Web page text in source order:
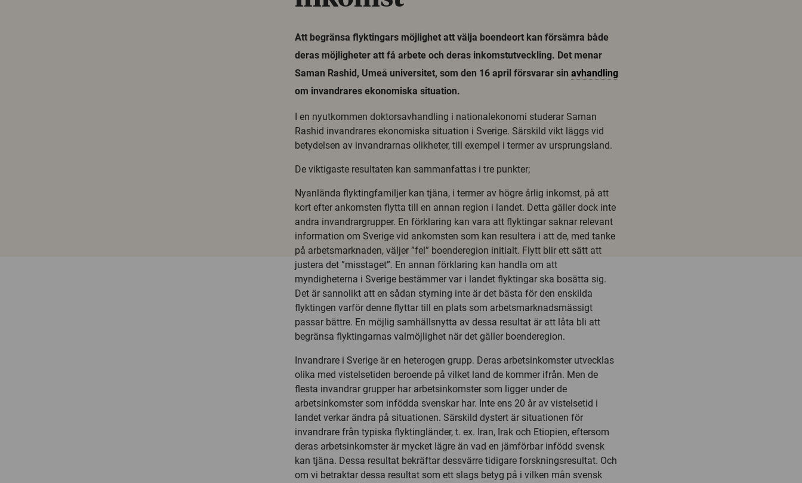
Att begränsa flyktingars möjlighet att välja boendeort kan försämra både
deras möjligheter att få arbete och deras inkomstutveckling. Det menar
Saman Rashid, Umeå universitet, som den 16 april försvarar sin avhandling
om invandrares ekonomiska situation.
I en nyutkommen doktorsavhandling i nationalekonomi studerar Saman
Rashid invandrares ekonomiska situation i Sverige. Särskild vikt läggs vid
betydelsen av invandrarnas olikheter, till exempel i termer av ursprungsland.
De viktigaste resultaten kan sammanfattas i tre punkter;
Nyanlända flyktingfamiljer kan tjäna, i termer av högre årlig inkomst, på att
kort efter ankomsten flytta till en annan region i landet. Detta gäller dock inte
andra invandrargrupper. En förklaring kan vara att flyktingar saknar relevant
information om Sverige vid ankomsten som kan resultera i att de, med tanke
på arbetsmarknaden, väljer ”fel” boenderegion initialt. Flytt blir ett sätt att
justera det ”misstaget”. En annan förklaring kan handla om att
myndigheterna i Sverige bestämmer var i landet flyktingar ska bosätta sig.
Det är sannolikt att en sådan styrning inte är det bästa för den enskilda
flyktingen varför denne flyttar till en plats som arbetsmarknadsmässigt
passar bättre. En möjlig samhällsnytta av dessa resultat är att låta bli att
begränsa flyktingarnas valmöjlighet när det gäller boenderegion.
Invandrare i Sverige är en heterogen grupp. Deras arbetsinkomster utvecklas
olika med vistelsetiden beroende på vilket land de kommer ifrån. Men de
flesta invandrar grupper har arbetsinkomster som ligger under de
arbetsinkomster som infödda svenskar har. Inte ens 20 år av vistelsetid i
landet verkar ändra på situationen. Särskild dystert är situationen för
invandrare från typiska flyktingländer, t. ex. Iran, Irak och Etiopien, eftersom
deras arbetsinkomster är mycket lägre än vad en jämförbar infödd svensk
kan tjäna. Dessa resultat bekräftar dessvärre tidigare forskningsresultat. Och
om vi betraktar dessa resultat som ett slags betyg på i vilken mån svensk